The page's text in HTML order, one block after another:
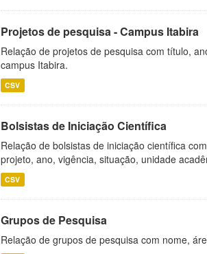
Projetos de pesquisa - Campus Itabira
Relação de projetos de pesquisa com título,
campus Itabira.
CSV
Bolsistas de Iniciação Científica
Relação de bolsistas de iniciação científica
projeto, ano, vigência, situação, unidade
CSV
Grupos de Pesquisa
Relação de grupos de pesquisa com nome,